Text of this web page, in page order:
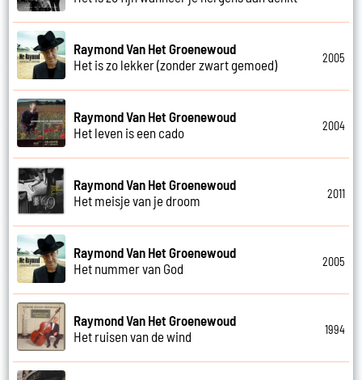
Raymond Van Het Groenewoud
Het is zo lekker (zonder zwart gemoed)
2005
Raymond Van Het Groenewoud
Het leven is een cado
2004
Raymond Van Het Groenewoud
Het meisje van je droom
2011
Raymond Van Het Groenewoud
Het nummer van God
2005
Raymond Van Het Groenewoud
Het ruisen van de wind
1994